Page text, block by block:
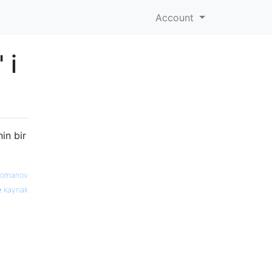
Account
i
bir
kaynak